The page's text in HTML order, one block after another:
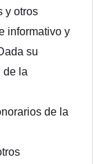
y otros
informativo y
su
de la
de la